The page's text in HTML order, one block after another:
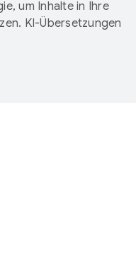
um Inhalte in Ihre
KI-Übersetzungen